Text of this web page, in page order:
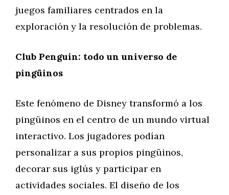
juegos familiares centrados en la
exploración y la resolución de problemas.
Club Penguin: todo un universo de
pingüinos
Este fenómeno de Disney transformó a los
pingüinos en el centro de un mundo virtual
interactivo. Los jugadores podían
personalizar a sus propios pingüinos,
decorar sus iglús y participar en
actividades sociales. El diseño de los